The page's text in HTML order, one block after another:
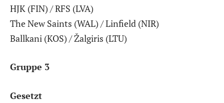
HJK (FIN) / RFS (LVA)
The New Saints (WAL) / Linfield (NIR)
Ballkani (KOS) / Žalgiris (LTU)
Gruppe 3
Gesetzt